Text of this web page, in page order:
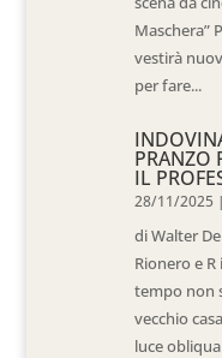
Maschera”
vestirà
per fare...
PRANZO
IL
28/11/2025 |
di Walter
Rionero e R
tempo non
vecchio
luce